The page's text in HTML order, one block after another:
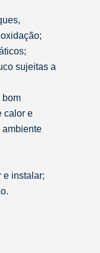
sujeitas a
bom
calor e
e instalar;